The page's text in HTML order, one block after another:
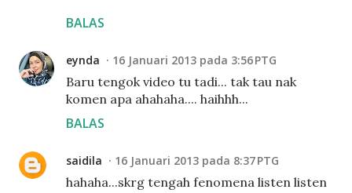
BALAS
eynda 16 Januari 2013 pada 3:56 PTG
Baru tengok video tu tadi... tak tau nak
komen apa ahahaha.... haihhh...
BALAS
saidila 16 Januari 2013 pada 8:37 PTG
hahaha...skrg tengah fenomena listen listen